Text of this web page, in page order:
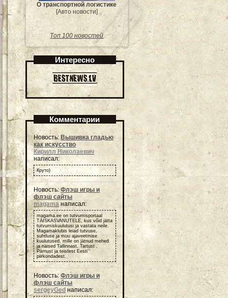
О транспортной логистике
[Авто новости]
Топ 100 новостей
Интересно
Комментарии
Новость: Вышивка гладью
как искусство
Кирилл Николаевич
написал:
Круто)
Новость: Флэш игры и
флэш сайты
magama написал:
magama.ee on tutvumisportaal
TÄISKASVANUTELE, kus võid jätta
tutvumiskuulutusi ja vastata neile.
Magamaklubis leiad tutvuse,
suhtluse ja muu ajaveetmise
kuulutused, mille on jätnud mehed
ja naised Tallinnast, Tartust ,
Pärnust ja teistest Eesti
piirkondadest.
Новость: Флэш игры и
флэш сайты
sergeyGed написал: